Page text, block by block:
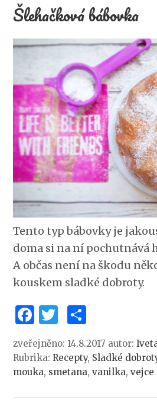
Šlehačková bábovka
Tento typ bábovky je
doma si na ní pochutnává
A občas není na škodu
kouskem sladké dobroty.
Facebook
Twitter
zveřejněno: 14.8.2017 autor:
Rubrika:Recepty, Sladké
mouka, smetana,vanilka,vejce